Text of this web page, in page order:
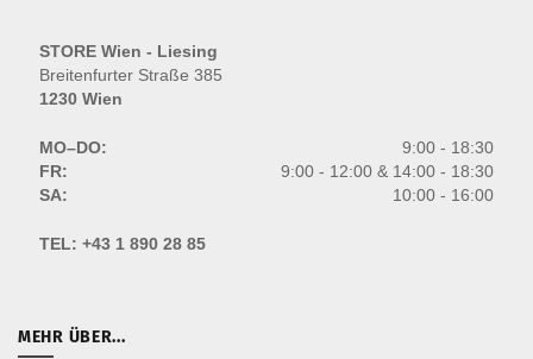
STORE Wien - Liesing
Breitenfurter Straße 385
1230 Wien
MO–DO:
9:00 - 18:30
FR:
9:00 - 12:00 & 14:00 - 18:30
SA:
10:00 - 16:00
TEL: +43 1 890 28 85
MEHR ÜBER...